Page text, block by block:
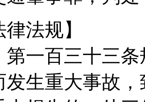
律法规】
第一百三十三
发生重大事故